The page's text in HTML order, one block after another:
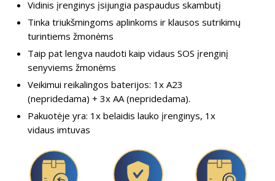
Vidinis įrenginys įsijungia paspaudus skambutį
Tinka triukšmingoms aplinkoms ir klausos sutrikimų
turintiems žmonėms
Taip pat lengva naudoti kaip vidaus SOS įrenginį
senyviems žmonėms
Veikimui reikalingos baterijos: 1x A23
(nepridedama) + 3x AA (nepridedama).
Pakuotėje yra: 1x belaidis lauko įrenginys, 1x
vidaus imtuvas